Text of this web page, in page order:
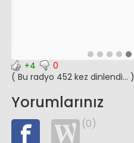
+4
0
( Bu radyo 452 kez dinlendi... )
Yorumlarınız
(0)